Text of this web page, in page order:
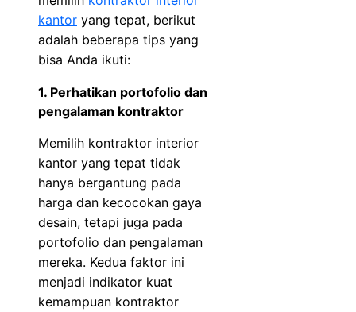
kantor yang tepat, berikut
adalah beberapa tips yang
bisa Anda ikuti:
1. Perhatikan portofolio dan
pengalaman kontraktor
Memilih kontraktor interior
kantor yang tepat tidak
hanya bergantung pada
harga dan kecocokan gaya
desain, tetapi juga pada
portofolio dan pengalaman
mereka. Kedua faktor ini
menjadi indikator kuat
kemampuan kontraktor